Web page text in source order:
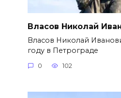
Власов Николай
Власов Николай
году в Петрограде
0 102